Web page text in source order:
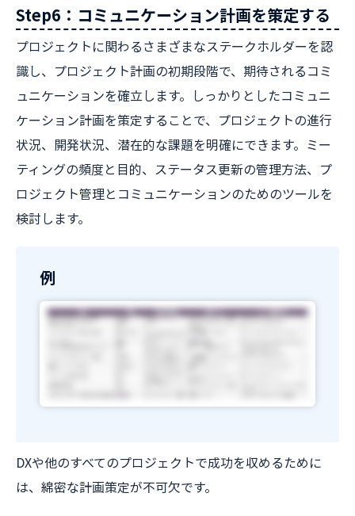
Step6：コミュニケーション計画を策定する
プロジェクトに関わるさまざまなステークホルダーを認
識し、プロジェクト計画の初期段階で、期待されるコミ
ュニケーションを確立します。しっかりとしたコミュニ
ケーション計画を策定することで、プロジェクトの進行
状況、開発状況、潜在的な課題を明確にできます。ミー
ティングの頻度と目的、ステータス更新の管理方法、プ
ロジェクト管理とコミュニケーションのためのツールを
検討します。
例
DXや他のすべてのプロジェクトで成功を収めるために
は、綿密な計画策定が不可欠です。